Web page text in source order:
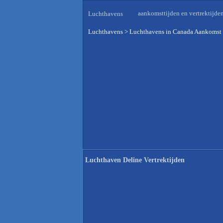
Luchthavens aankomsttijden en
Luchthavens > Luchthavens in Canada Aankomst
Luchthaven Deline Vertrektijden